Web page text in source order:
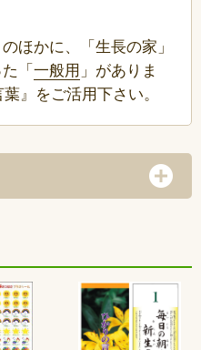
ほかに、「生長の家」
「 一般用 」がありま
』をご活用下さい。